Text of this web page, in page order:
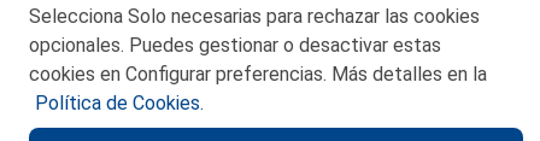
MAPA WEB
POLITICA DE PRIVACIDAD
Selecciona Solo necesarias para rechazar las cookies
opcionales. Puedes gestionar o desactivar estas
cookies en Configurar preferencias. Más detalles en la
Política de Cookies.